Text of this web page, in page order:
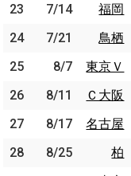
23
7/14 福岡
24
7/21 鳥栖
25
8/7 東京Ｖ
26
8/11 Ｃ大阪
27
8/17 名古屋
28
8/25 柏
23
7/14
福岡
24
7/21
鳥栖
25
8/7
東京Ｖ
26
8/11
Ｃ大阪
27
8/17
名古屋
28
8/25
柏